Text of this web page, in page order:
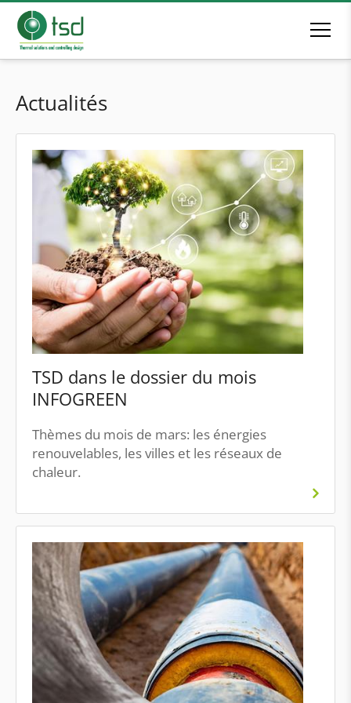
Actualités
TSD dans le dossier du mois
INFOGREEN
Thèmes du mois de mars: les énergies
renouvelables, les villes et les réseaux de
chaleur.